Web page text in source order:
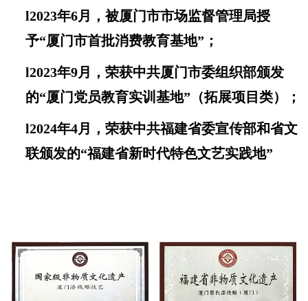
l2023年6月，被厦门市市场监督管理局授
予“厦门市首批消费教育基地”；
l2023年9月，荣获中共厦门市委组织部颁发
的“厦门党员教育实训基地”（拓展项目类）；
l2024年4月，荣获中共福建省委宣传部和省文
联颁发的“福建省新时代特色文艺实践地”